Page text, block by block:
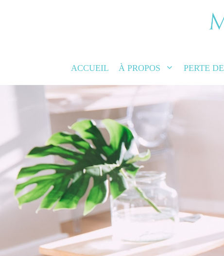
ACCUEIL À PROPOS PERTE
PARLER
Les traitements capillaires aux exosomes
pour redonner force et vitalité à vos
déplacement